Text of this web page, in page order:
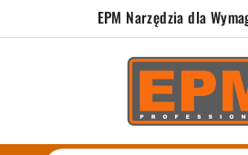
EPM Narzędzia dla